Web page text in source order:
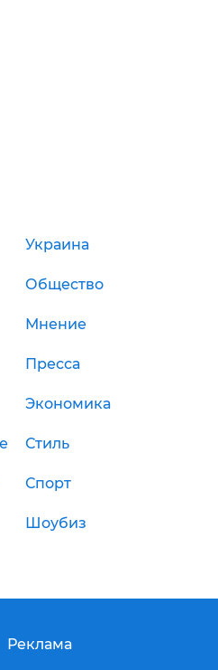
Украина
Общество
Мнение
Пресса
Экономика
Стиль
Спорт
Шоубиз
Реклама